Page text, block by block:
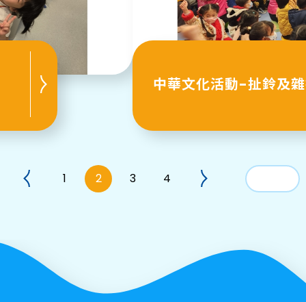
中華文化活動-扯鈴及
1 2 3 4